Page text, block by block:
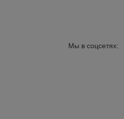
Мы в соцсетях: